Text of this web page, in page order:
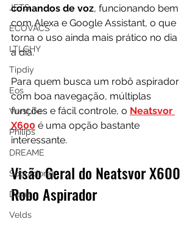
JETS
ECOVACS
LTLGHY
Tipdiy
Eos
VersLife
Philips
DREAME
Sopradores
Dicas
Velds
comandos de voz, funcionando bem
com Alexa e Google Assistant, o que
torna o uso ainda mais prático no dia
a dia.
Para quem busca um robô aspirador
com boa navegação, múltiplas
funções e fácil controle, o Neatsvor
X600 é uma opção bastante
interessante.
Visão Geral do Neatsvor X600
Robo Aspirador